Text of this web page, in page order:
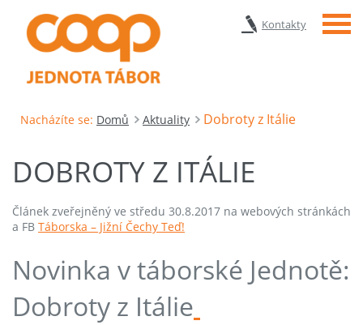
Kontakty Menu
Nacházíte se: Domů Aktuality Dobroty z Itálie
DOBROTY Z ITÁLIE
Článek zveřejněný ve středu 30.8.2017 na webových stránkách
a FB Táborska – Jižní Čechy Teď!
Novinka v táborské Jednotě:
Dobroty z Itálie